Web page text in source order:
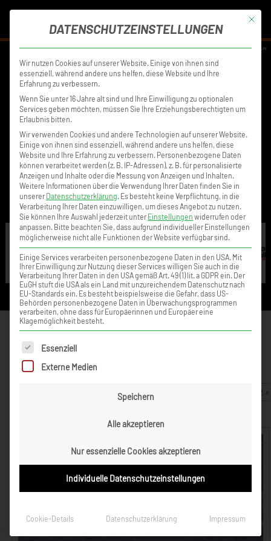
MENÜ
DISCLAIMER DATENSCHUTZ IMPRESSUM
Bopfingen: Rennerfolg statt
Trainingsrunden für Tim
Zimmermann
Zurück zur Artikelübersicht »
Mit
DATENSCHUTZEINSTELLUNGEN
Wir nutzen Cookies auf unserer Website. Einige von ihnen sind
essenziell, während andere uns helfen, diese Website und Ihre
Erfahrung zu verbessern.
Wenn Sie unter 16 Jahre alt sind und Ihre Einwilligung zu optionalen
Services geben möchten, müssen Sie Ihre Erziehungsberechtigten um
Erlaubnis bitten.
Wir verwenden Cookies und andere Technologien auf unserer Website.
Einige von ihnen sind essenziell, während andere uns helfen, diese
Website und Ihre Erfahrung zu verbessern. Personenbezogene Daten
können verarbeitet werden (z. B. IP-Adressen), z. B. für personalisierte
Anzeigen und Inhalte oder die Messung von Anzeigen und Inhalten.
Weitere Informationen über die Verwendung Ihrer Daten finden Sie in
unserer Datenschutzerklärung. Es besteht keine Verpflichtung, in die
Verarbeitung Ihrer Daten einzuwilligen, um dieses Angebot zu nutzen.
Sie können Ihre Auswahl jederzeit unter Einstellungen widerrufen oder
anpassen. Bitte beachten Sie, dass aufgrund individueller Einstellungen
möglicherweise nicht alle Funktionen der Website verfügbar sind.
Einige Services verarbeiten personenbezogene Daten in den USA. Mit
Ihrer Einwilligung zur Nutzung dieser Services willigen Sie auch in die
Verarbeitung Ihrer Daten in den USA gemäß Art. 49 (1) lit. a GDPR ein. Der
EuGH stuft die USA als ein Land mit unzureichendem Datenschutz nach
EU-Standards ein. Es besteht beispielsweise die Gefahr, dass US-
Behörden personenbezogene Daten in Überwachungsprogrammen
verarbeiten, ohne dass für Europäerinnen und Europäer eine
Klagemöglichkeit besteht.
Es folgt eine Liste der Service-Gruppen, für die eine Einwilligung
Essenziell
Externe Medien
Speichern
Alle akzeptieren
Nur essenzielle Cookies akzeptieren
Individuelle Datenschutzeinstellungen
Cookie-Details Datenschutzerklärung Impressum